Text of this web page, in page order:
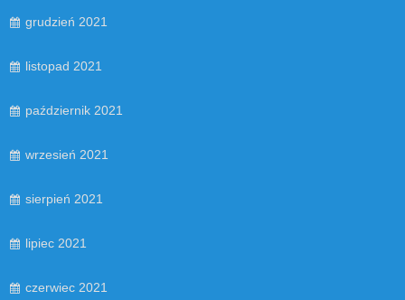
grudzień 2021
listopad 2021
październik 2021
wrzesień 2021
sierpień 2021
lipiec 2021
czerwiec 2021